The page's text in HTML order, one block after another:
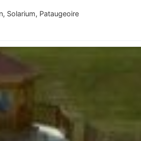
Solarium, Pataugeoire